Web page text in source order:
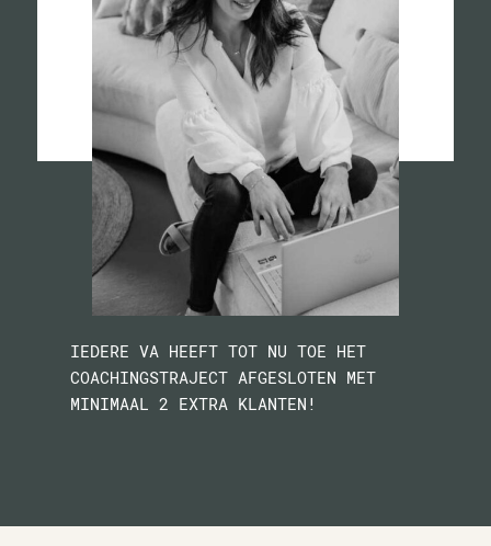
IEDERE VA HEEFT TOT NU TOE HET
COACHINGSTRAJECT AFGESLOTEN MET
MINIMAAL 2 EXTRA KLANTEN!